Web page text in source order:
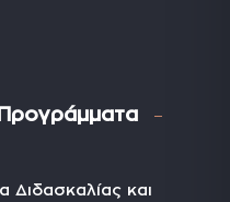
Διδασκαλίας και